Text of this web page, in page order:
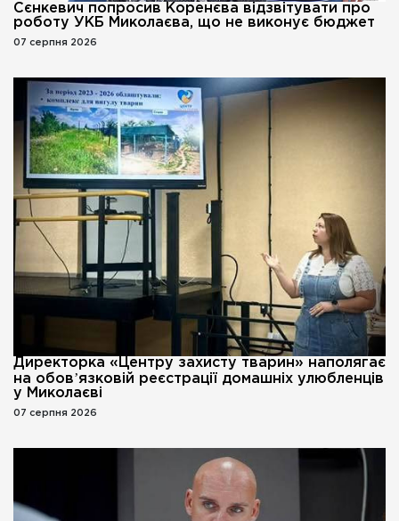
Сєнкевич попросив Коренєва відзвітувати про
роботу УКБ Миколаєва, що не виконує бюджет
07 серпня 2026
Директорка «Центру захисту тварин» наполягає
на обовʼязковій реєстрації домашніх улюбленців
у Миколаєві
07 серпня 2026